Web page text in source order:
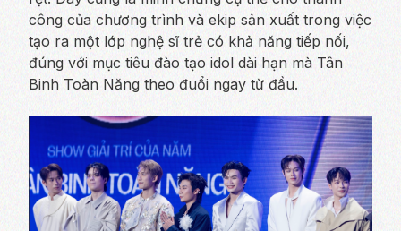
công của chương trình và ekip sản xuất trong việc
tạo ra một lớp nghệ sĩ trẻ có khả năng tiếp nối,
đúng với mục tiêu đào tạo idol dài hạn mà Tân
Binh Toàn Năng theo đuổi ngay từ đầu.